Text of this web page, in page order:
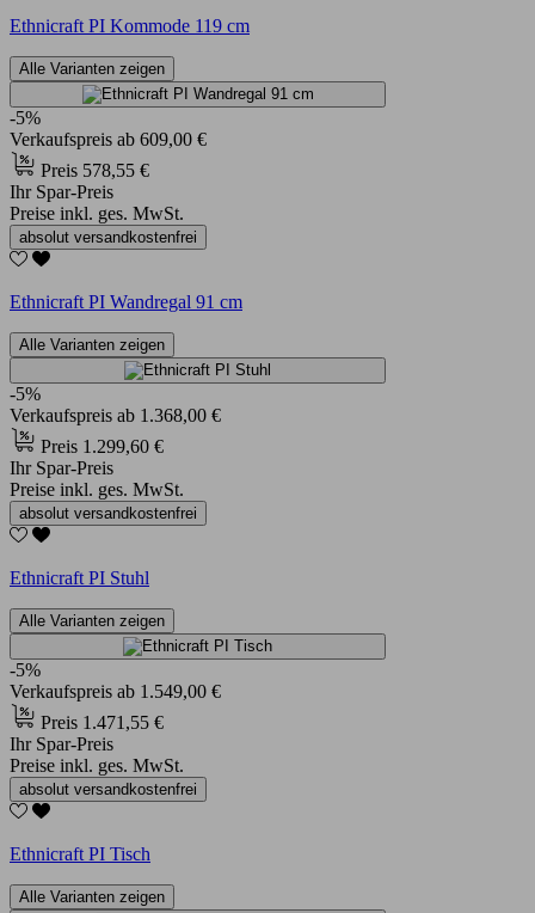
Ethnicraft PI Kommode 119 cm
Alle Varianten zeigen
-5%
Verkaufspreis ab 609,00 €
Preis 578,55 €
Ihr Spar-Preis
Preise inkl. ges. MwSt.
absolut versandkostenfrei
Ethnicraft PI Wandregal 91 cm
Alle Varianten zeigen
-5%
Verkaufspreis ab 1.368,00 €
Preis 1.299,60 €
Ihr Spar-Preis
Preise inkl. ges. MwSt.
absolut versandkostenfrei
Ethnicraft PI Stuhl
Alle Varianten zeigen
-5%
Verkaufspreis ab 1.549,00 €
Preis 1.471,55 €
Ihr Spar-Preis
Preise inkl. ges. MwSt.
absolut versandkostenfrei
Ethnicraft PI Tisch
Alle Varianten zeigen